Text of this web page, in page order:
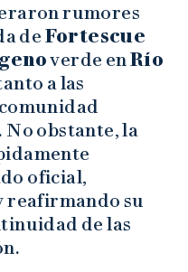
rumores
de Fortescue
verde enRío
a las
obstante, la
oficial,
reafirmando su
de las